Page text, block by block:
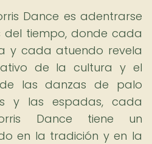
Dance es adentrarse
del tiempo, donde cada
y cada atuendo revela
de la cultura y el
las danzas de palo
y las espadas, cada
Dance tiene un
en la tradición y en la